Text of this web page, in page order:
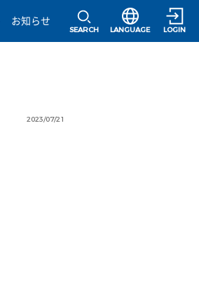
お知らせ
SEARCH
選択すると言語
LANGUAGE LOGIN
2023/07/21